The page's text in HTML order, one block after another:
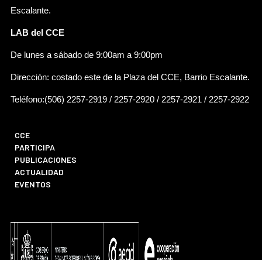
Escalante.
LAB del CCE
De lunes a sábado de 9:00am a 9:00pm
Dirección: costado este de la Plaza del CCE, Barrio Escalante.
Teléfono:(506) 2257-2919 / 2257-2920 / 2257-2921 / 2257-2922
CCE
PARTICIPA
PUBLICACIONES
ACTUALIDAD
EVENTOS